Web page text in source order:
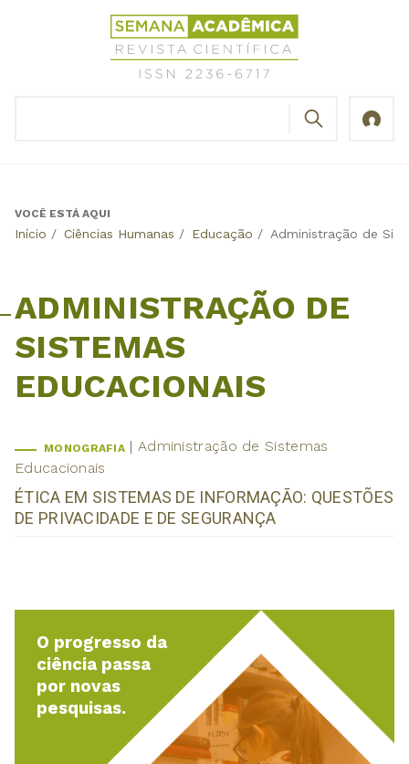
Revista
Científica
Semana
Back
VOCÊ ESTÁ AQUI
Início / Ciências Humanas / Educação / Administração de
ADMINISTRAÇÃO DE
SISTEMAS
EDUCACIONAIS
MONOGRAFIA
Administração de Sistemas
Educacionais
ÉTICA EM SISTEMAS DE INFORMAÇÃO: QUESTÕES
DE PRIVACIDADE E DE SEGURANÇA
O progresso da
ciência passa
por novas
pesquisas.